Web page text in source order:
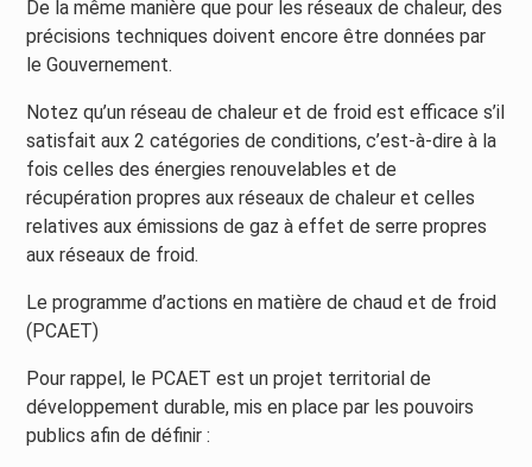
De la même manière que pour les réseaux de chaleur, des
précisions techniques doivent encore être données par
le Gouvernement.
Notez qu’un réseau de chaleur et de froid est efficace s’il
satisfait aux 2 catégories de conditions, c’est-à-dire à la
fois celles des énergies renouvelables et de
récupération propres aux réseaux de chaleur et celles
relatives aux émissions de gaz à effet de serre propres
aux réseaux de froid.
Le programme d’actions en matière de chaud et de froid
(PCAET)
Pour rappel, le PCAET est un projet territorial de
développement durable, mis en place par les pouvoirs
publics afin de définir :